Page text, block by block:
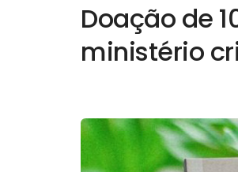
Doação de
ministério